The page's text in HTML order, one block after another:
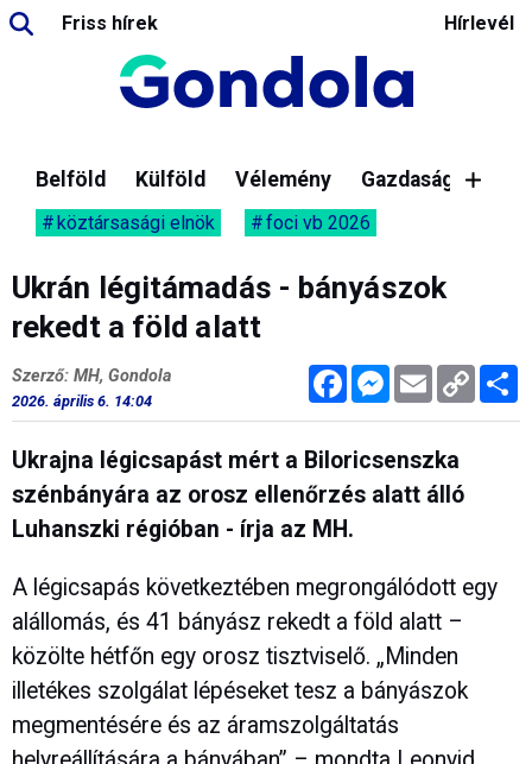
Friss hírek Hírlevél
Belföld Külföld Vélemény Gazdaság
köztársasági elnök foci vb 2026
Ukrán légitámadás - bányászok
rekedt a föld alatt
FacebookMessenger
Email Copy
Link
Szerző: MH, Gondola
2026. április 6. 14:04
Ukrajna légicsapást mért a Biloricsenszka
szénbányára az orosz ellenőrzés alatt álló
Luhanszki régióban - írja az MH.
A légicsapás következtében megrongálódott egy
alállomás, és 41 bányász rekedt a föld alatt –
közölte hétfőn egy orosz tisztviselő. „Minden
illetékes szolgálat lépéseket tesz a bányászok
megmentésére és az áramszolgáltatás